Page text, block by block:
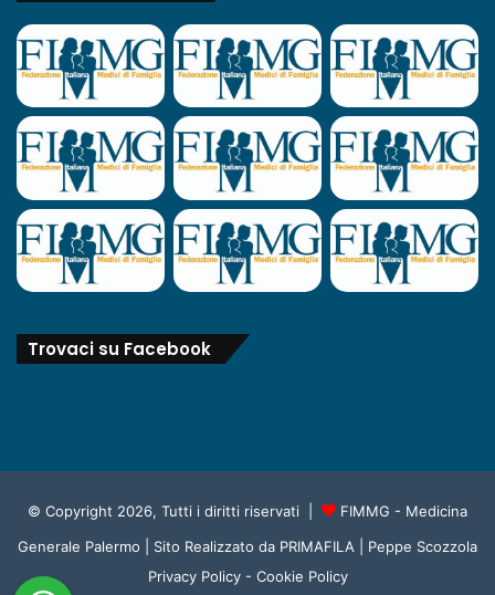
Trovaci su Facebook
© Copyright 2026, Tutti i diritti riservati |
FIMMG - Medicina
Generale Palermo | Sito Realizzato da PRIMAFILA | Peppe Scozzola
Privacy Policy- Cookie Policy